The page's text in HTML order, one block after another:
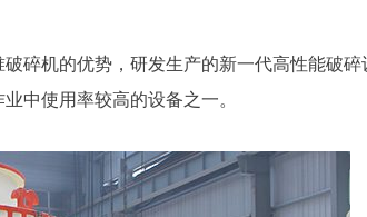
碎机的优势，研发生产的新一代高性能破碎
中使用率较高的设备之一。